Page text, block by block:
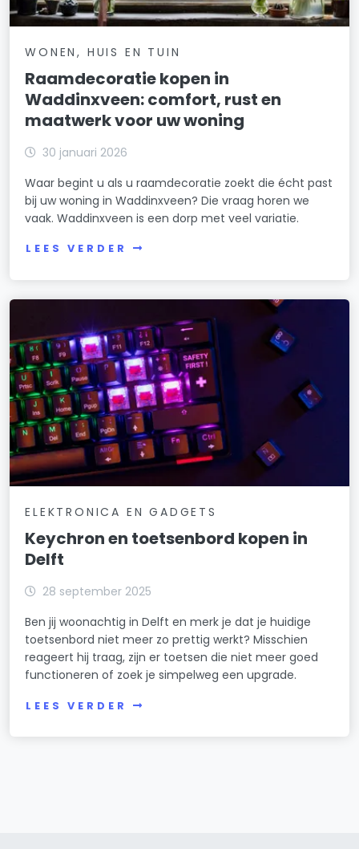
WONEN, HUIS EN TUIN
Raamdecoratie kopen in
Waddinxveen: comfort, rust en
maatwerk voor uw woning
30 januari 2026
Waar begint u als u raamdecoratie zoekt die écht past
bij uw woning in Waddinxveen? Die vraag horen we
vaak. Waddinxveen is een dorp met veel variatie.
LEES VERDER
ELEKTRONICA EN GADGETS
Keychron en toetsenbord kopen in
Delft
28 september 2025
Ben jij woonachtig in Delft en merk je dat je huidige
toetsenbord niet meer zo prettig werkt? Misschien
reageert hij traag, zijn er toetsen die niet meer goed
functioneren of zoek je simpelweg een upgrade.
LEES VERDER